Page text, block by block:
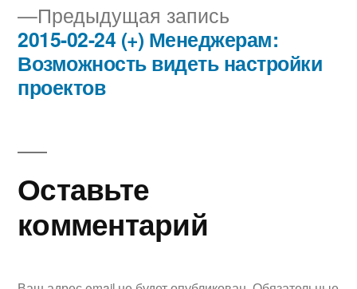
записям
Предыдущая запись
запись:
2015-02-24 (+) Менеджерам:
Возможность видеть настройки
проектов
Оставьте
комментарий